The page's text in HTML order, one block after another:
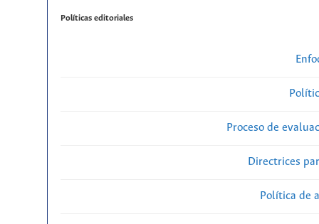
Políticas editoriales
Proceso de
Directrices
Política de